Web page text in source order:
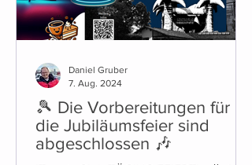
🎾 Die Vorbereitungen für
die Jubiläumsfeier sind
abgeschlossen 🎶
Daniel Gruber
7. Aug. 2024